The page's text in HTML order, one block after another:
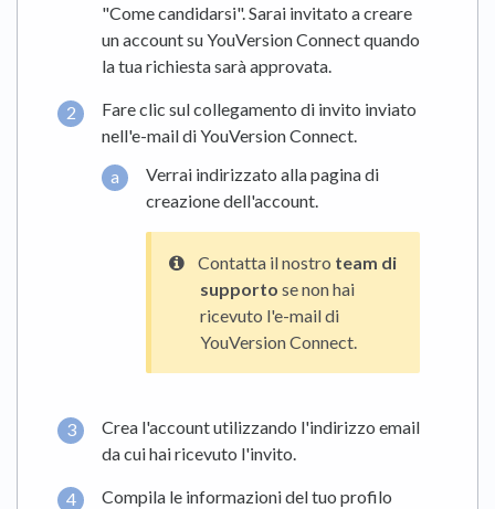
"Come candidarsi". Sarai invitato a creare
un account su YouVersion Connect quando
la tua richiesta sarà approvata.
Fare clic sul collegamento di invito inviato
nell'e-mail di YouVersion Connect.
Verrai indirizzato alla pagina di
creazione dell'account.
Contatta il nostro team di
supporto se non hai
ricevuto l'e-mail di
YouVersion Connect.
Crea l'account utilizzando l'indirizzo email
da cui hai ricevuto l'invito.
Compila le informazioni del tuo profilo